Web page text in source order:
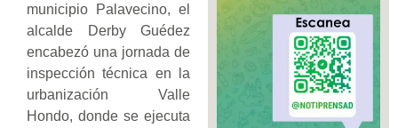
municipio Palavecino, el
alcalde Derby Guédez
encabezó una jornada de
inspección técnica en la
urbanización Valle
Hondo, donde se ejecuta